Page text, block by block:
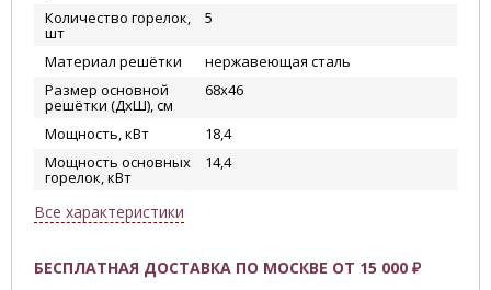
Количество горелок,
шт
5
Материал решётки
нержавеющая сталь
Размер основной
решётки (ДхШ), см
68х46
Мощность, кВт
18,4
Мощность основных
горелок, кВт
14,4
Все характеристики
БЕСПЛАТНАЯ ДОСТАВКА ПО МОСКВЕ ОТ 15 000 ₽